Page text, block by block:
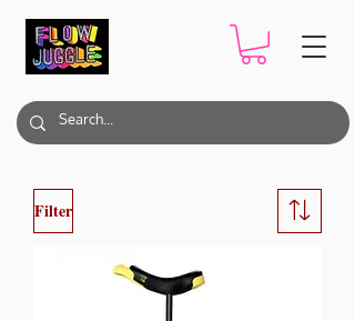
Filter